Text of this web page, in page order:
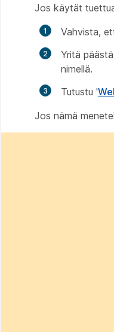
Jos käytät
Vahvista,
Yritä
nimellä.
Tutustu '
Jos nämä